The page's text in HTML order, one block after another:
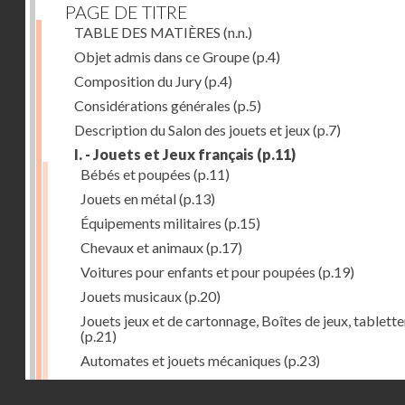
PAGE DE TITRE
TABLE DES MATIÈRES (n.n.)
Objet admis dans ce Groupe(p.4)
Composition du Jury(p.4)
Considérations générales (p.5)
Description du Salon des jouets et jeux(p.7)
I. - Jouets et Jeux français (p.11)
Bébés et poupées (p.11)
Jouets en métal(p.13)
Équipements militaires (p.15)
Chevaux et animaux(p.17)
Voitures pour enfants et pour poupées (p.19)
Jouets musicaux(p.20)
Jouets jeux et de cartonnage, Boîtes de jeux,
(p.21)
Automates et jouets mécaniques (p.23)
Jouets en caoutchouc(p.25)